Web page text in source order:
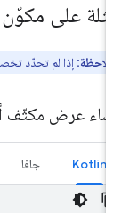
على مكوّن
ملاحظة:إذا لم تحدّد تخصيصًا
عرض مكثّف أو
Kotlin